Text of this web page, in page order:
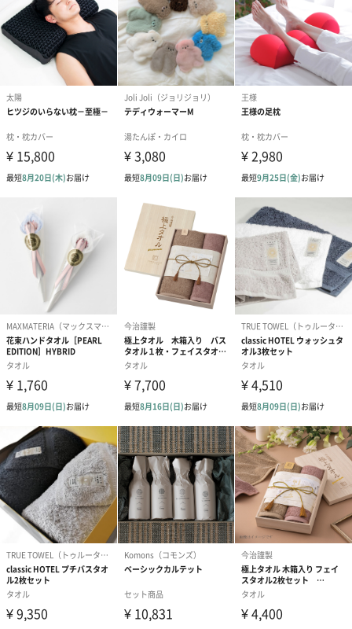
・洗濯の際にはネットに入れ、水洗いを十分に行い、
形を整えて陰干ししてください。
・タンブル乾燥（乾燥機）はお避けください。
・風合いを損ねないよう製造途中の洗いを最小限にと
どめているため、綿のもつ油分が多く残っておりま
す。黄味色を帯びた部分は、お洗濯で徐々に薄まりま
す。また、綿の栽培時期などにより、色味が均一でな
いことがございます。
・本製品は化学薬品処理をおこなっていないため、綿
としてご理解ください。
・織密度によりましては、スラブ（糸の太い部分）が
押し出されることにより、ネップ（繊維が絡み合って
できた節）になることがございます。
出ないようにしておりますが、太さが一定でない手紡
ぎ糸・ガラ紡糸のため、時として織り段ができる場合
がございます。生地本来の風合いを活かすため、弊社
では敢えて完成としております。
商品オプション情報
紙袋
お渡し用の紙袋です。
商品に合わせたサイズをお届けします。
あり（280円）
メッセージカード（通常・写真・グリーティング）